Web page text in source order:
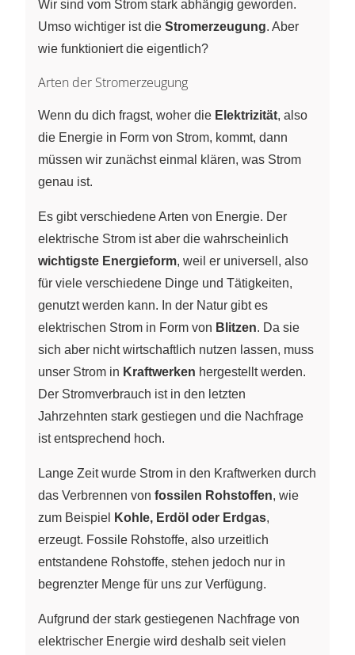
Wir sind vom Strom stark abhängig geworden.
Umso wichtiger ist die Stromerzeugung. Aber
wie funktioniert die eigentlich?
Arten der Stromerzeugung
Wenn du dich fragst, woher die Elektrizität, also
die Energie in Form von Strom, kommt, dann
müssen wir zunächst einmal klären, was Strom
genau ist.
Es gibt verschiedene Arten von Energie. Der
elektrische Strom ist aber die wahrscheinlich
wichtigste Energieform, weil er universell, also
für viele verschiedene Dinge und Tätigkeiten,
genutzt werden kann. In der Natur gibt es
elektrischen Strom in Form von Blitzen. Da sie
sich aber nicht wirtschaftlich nutzen lassen, muss
unser Strom in Kraftwerken hergestellt werden.
Der Stromverbrauch ist in den letzten
Jahrzehnten stark gestiegen und die Nachfrage
ist entsprechend hoch.
Lange Zeit wurde Strom in den Kraftwerken durch
das Verbrennen von fossilen Rohstoffen, wie
zum Beispiel
Kohle, Erdöl oder Erdgas,
erzeugt. Fossile Rohstoffe, also urzeitlich
entstandene Rohstoffe, stehen jedoch nur in
begrenzter Menge für uns zur Verfügung.
Aufgrund der stark gestiegenen Nachfrage von
elektrischer Energie wird deshalb seit vielen